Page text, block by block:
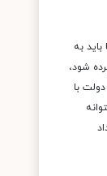
به
شود،
با